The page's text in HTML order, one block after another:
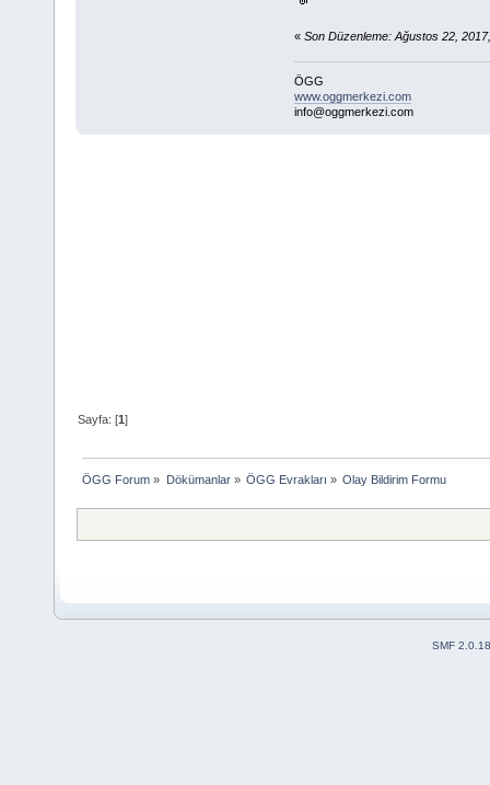
« Son Düzenleme: Ağustos 22,
ÖGG
www.oggmerkezi.com
info@oggmerkezi.com
Sayfa: [1]
ÖGG Forum » Dökümanlar» ÖGG Evrakları » Olay Bildirim Formu
SMF 2.0.18